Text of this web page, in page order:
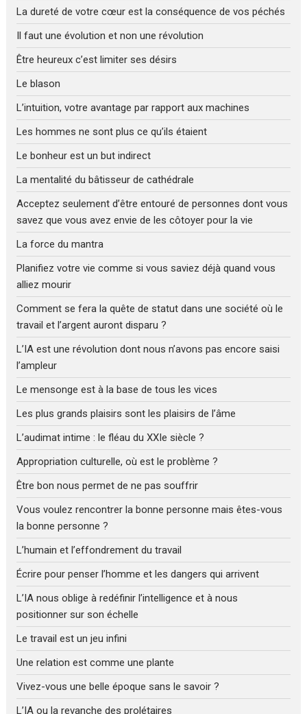
La dureté de votre cœur est la conséquence de vos péchés
Il faut une évolution et non une révolution
Être heureux c’est limiter ses désirs
Le blason
L’intuition, votre avantage par rapport aux machines
Les hommes ne sont plus ce qu’ils étaient
Le bonheur est un but indirect
La mentalité du bâtisseur de cathédrale
Acceptez seulement d’être entouré de personnes dont vous
savez que vous avez envie de les côtoyer pour la vie
La force du mantra
Planifiez votre vie comme si vous saviez déjà quand vous
alliez mourir
Comment se fera la quête de statut dans une société où le
travail et l’argent auront disparu ?
L’IA est une révolution dont nous n’avons pas encore saisi
l’ampleur
Le mensonge est à la base de tous les vices
Les plus grands plaisirs sont les plaisirs de l’âme
L’audimat intime : le fléau du XXIe siècle ?
Appropriation culturelle, où est le problème ?
Être bon nous permet de ne pas souffrir
Vous voulez rencontrer la bonne personne mais êtes-vous
la bonne personne ?
L’humain et l’effondrement du travail
Écrire pour penser l’homme et les dangers qui arrivent
L’IA nous oblige à redéfinir l’intelligence et à nous
positionner sur son échelle
Le travail est un jeu infini
Une relation est comme une plante
Vivez-vous une belle époque sans le savoir ?
L’IA ou la revanche des prolétaires